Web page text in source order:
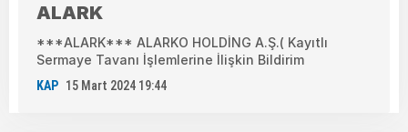
ALARK
***ALARK*** ALARKO HOLDİNG A.Ş.( Kayıtlı
Sermaye Tavanı İşlemlerine İlişkin Bildirim
KAP 15 Mart 2024 19:44